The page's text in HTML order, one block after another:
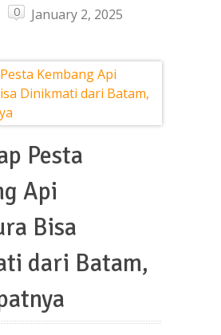
0 January 2, 2025
Pesta
Api
Bisa
dari Batam,